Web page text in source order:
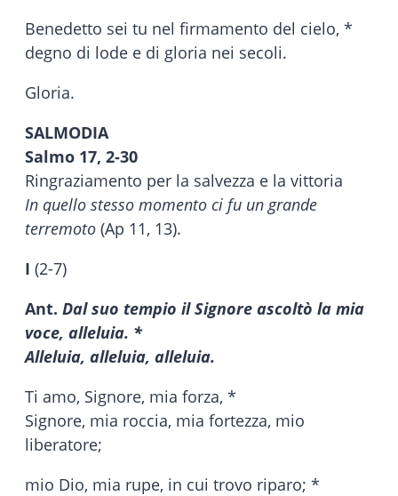
Benedetto sei tu nel firmamento del cielo, *
degno di lode e di gloria nei secoli.
Gloria.
SALMODIA
Salmo 17, 2-30
Ringraziamento per la salvezza e la vittoria
In quello stesso momento ci fu un grande
terremoto (Ap 11, 13).
I (2-7)
Ant. Dal suo tempio il Signore ascoltò la mia
voce, alleluia. *
Alleluia, alleluia, alleluia.
Ti amo, Signore, mia forza, *
Signore, mia roccia, mia fortezza, mio
liberatore;
mio Dio, mia rupe, in cui trovo riparo; *